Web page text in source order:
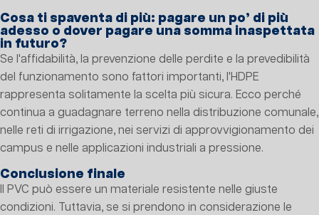
Cosa ti spaventa di più: pagare un po’ di più
adesso o dover pagare una somma inaspettata
in futuro?
Se l'affidabilità, la prevenzione delle perdite e la prevedibilità
del funzionamento sono fattori importanti, l'HDPE
rappresenta solitamente la scelta più sicura. Ecco perché
continua a guadagnare terreno nella distribuzione comunale,
nelle reti di irrigazione, nei servizi di approvvigionamento dei
campus e nelle applicazioni industriali a pressione.
Conclusione finale
Il PVC può essere un materiale resistente nelle giuste
condizioni. Tuttavia, se si prendono in considerazione le